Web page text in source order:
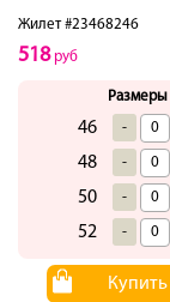
Жилет #23468246
518руб
Размеры
46 -
48 -
50 -
52 -
Купить